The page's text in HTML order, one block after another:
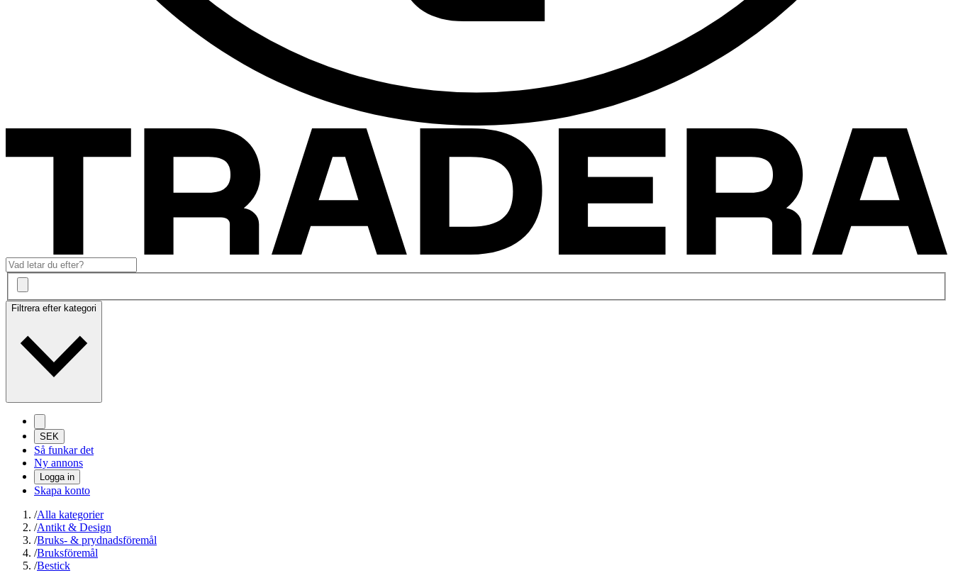
Filtrera efter kategori
SEK
Så funkar det
Ny annons
Logga in
Skapa konto
/Alla kategorier
/Antikt & Design
/Bruks- & prydnadsföremål
/Bruksföremål
/Bestick